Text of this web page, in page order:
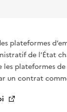
plateformes
de l’État
plateformes
un contrat